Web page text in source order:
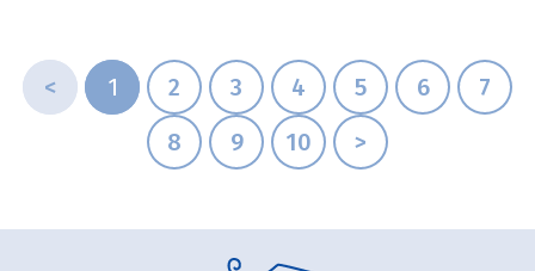
< 1 2 3 4 5 6
7
8
9 10 >